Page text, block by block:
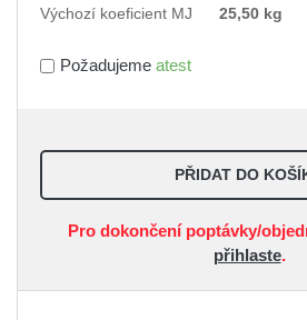
Výchozí koeficient MJ
25,50 kg
Požadujeme atest
PŘIDAT DO
Pro dokončení poptávky/
přihlaste.